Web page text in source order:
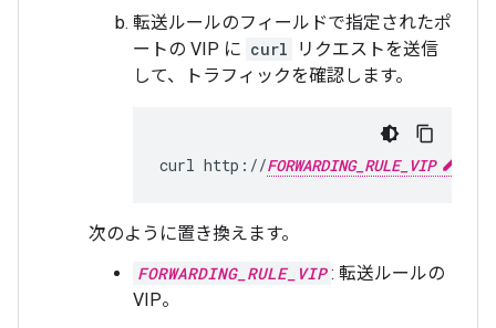
転送ルールのフィールドで指定されたポ
ートの VIP に curl
リクエストを送信
して、トラフィックを確認します。
curl http://FORWARDING_RULE_VIP
次のように置き換えます。
FORWARDING_RULE_VIP : 転送ルールの
VIP。